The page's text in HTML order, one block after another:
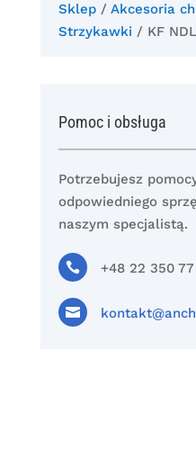
Sklep/ Akcesoria
Strzykawki / KF
Pomoc i obsługa
Potrzebujesz
odpowiedniego
naszym specjalistą.
 +48 22 350
